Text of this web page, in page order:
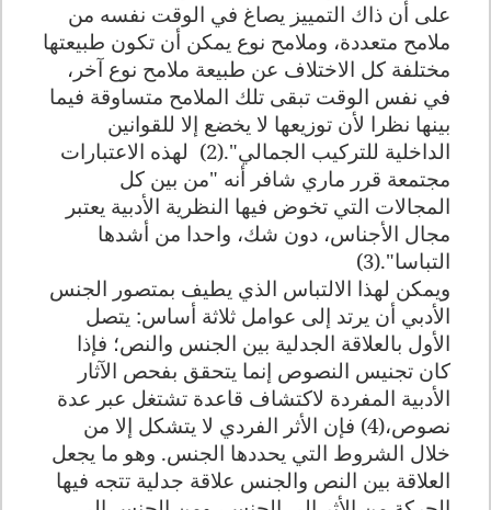
على أن ذاك التمييز يصاغ في الوقت نفسه من
ملامح متعددة، وملامح نوع يمكن أن تكون طبيعتها
مختلفة كل الاختلاف عن طبيعة ملامح نوع آخر،
في نفس الوقت تبقى تلك الملامح متساوقة فيما
بينها نظرا لأن توزيعها لا يخضع إلا للقوانين
الداخلية للتركيب الجمالي".(2)
لهذه الاعتبارات
مجتمعة قرر ماري شافر أنه "من بين كل
المجالات التي تخوض فيها النظرية الأدبية يعتبر
مجال الأجناس، دون شك، واحدا من أشدها
التباسا".(3)
ويمكن لهذا الالتباس الذي يطيف بمتصور الجنس
الأدبي أن يرتد إلى عوامل ثلاثة أساس: يتصل
الأول بالعلاقة الجدلية بين الجنس والنص؛ فإذا
كان تجنيس النصوص إنما يتحقق بفحص الآثار
الأدبية المفردة لاكتشاف قاعدة تشتغل عبر عدة
نصوص،(4) فإن الأثر الفردي لا يتشكل إلا من
خلال الشروط التي يحددها الجنس. وهو ما يجعل
العلاقة بين النص والجنس علاقة جدلية تتجه فيها